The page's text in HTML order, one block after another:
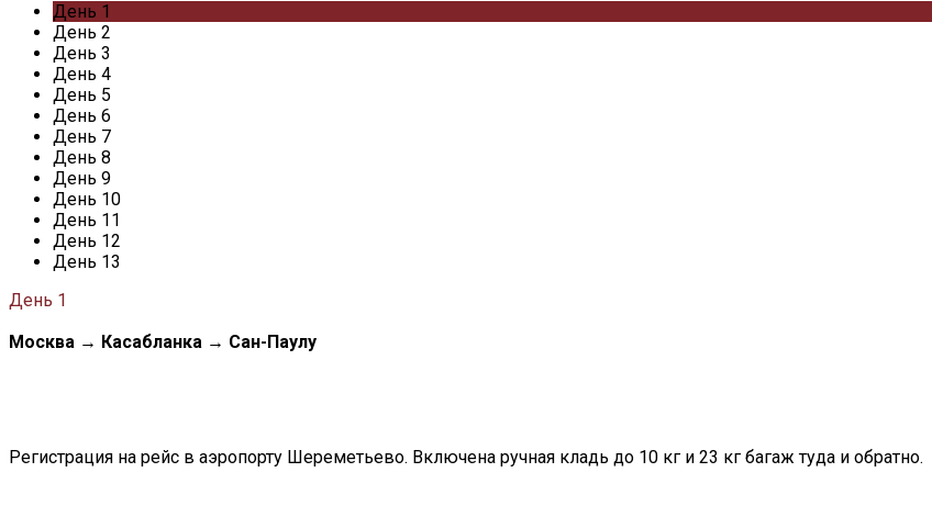
День 1
День 2
День 3
День 4
День 5
День 6
День 7
День 8
День 9
День 10
День 11
День 12
День 13
День 1
Москва → Касабланка → Сан-Паулу
Регистрация на рейс в аэропорту Шереметьево. Включена ручная кладь до 10 кг и 23 кг багаж туда и обратно.